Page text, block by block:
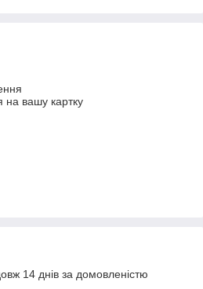
на вашу картку
14 днів за домовленістю